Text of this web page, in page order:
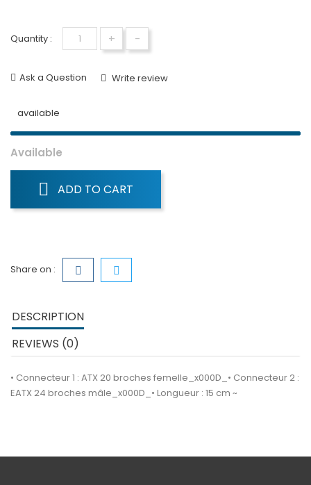
Quantity : + -
Ask a Question Write review
available
Available
ADD TO CART
Share on :
DESCRIPTION
REVIEWS (0)
• Connecteur 1 : ATX 20 broches femelle_x000D_• Connecteur 2 :
EATX 24 broches mâle_x000D_• Longueur : 15 cm ~